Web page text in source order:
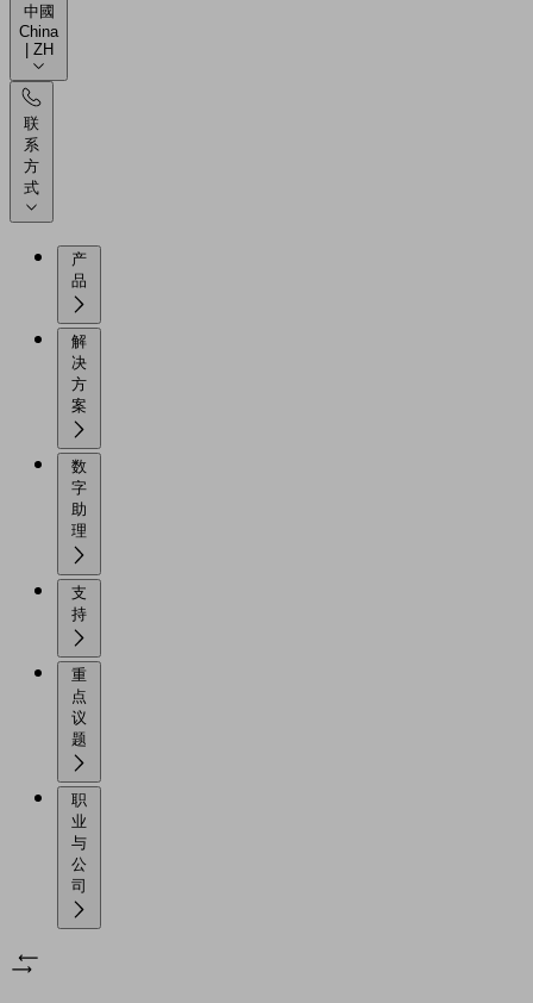
中國
China
| ZH
联
系
方
式
产
解
决
方
数
字
助
支
重
点
议
职
业
与
公